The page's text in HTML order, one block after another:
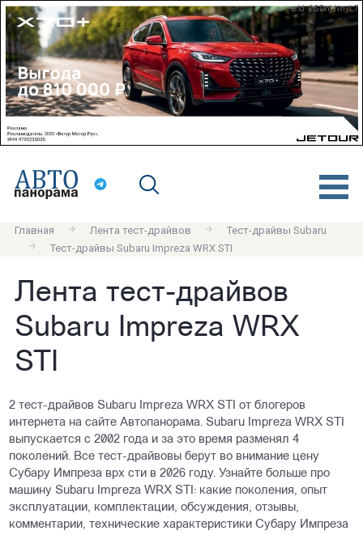
erid: 2SDnjdvnyL7
Главная Лента тест-драйвов
Тест-драйвы Subaru
Тест-драйвы Subaru Impreza WRX STI
Лента тест-драйвов
Subaru Impreza WRX
STI
2 тест-драйвов Subaru Impreza WRX STI от блогеров
интернета на сайте Автопанорама. Subaru Impreza WRX STI
выпускается с 2002 года и за это время разменял 4
поколений. Все тест-драйвовы берут во внимание цену
Субару Импреза врх сти в 2026 году. Узнайте больше про
машину Subaru Impreza WRX STI: какие поколения, опыт
эксплуатации, комплектации, обсуждения, отзывы,
комментарии, технические характеристики Субару Импреза